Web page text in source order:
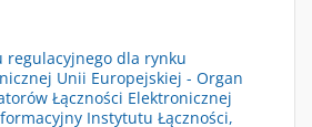
regulacyjnego dla rynku
Unii Europejskiej - Organ
Łączności Elektronicznej
Instytutu Łączności,